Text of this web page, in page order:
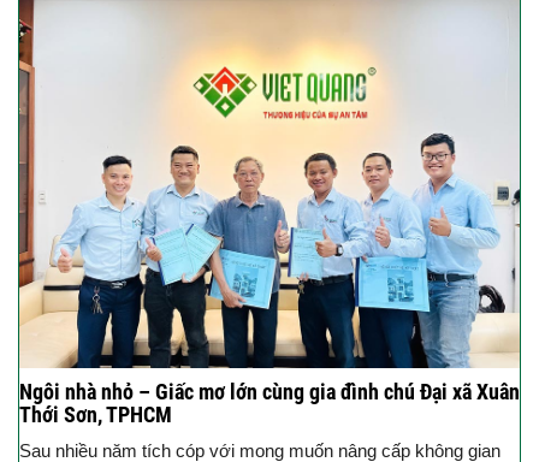
Ngôi nhà nhỏ – Giấc mơ lớn cùng gia đình chú Đại xã Xuân
Thới Sơn, TPHCM
Sau nhiều năm tích cóp với mong muốn nâng cấp không gian